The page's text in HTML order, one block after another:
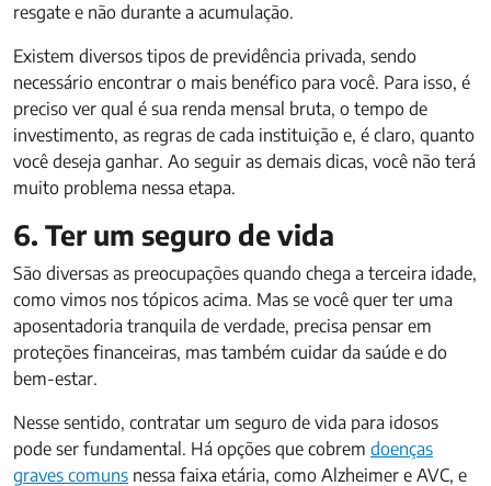
resgate e não durante a acumulação.
Existem diversos tipos de previdência privada, sendo
necessário encontrar o mais benéfico para você. Para isso, é
preciso ver qual é sua renda mensal bruta, o tempo de
investimento, as regras de cada instituição e, é claro, quanto
você deseja ganhar. Ao seguir as demais dicas, você não terá
muito problema nessa etapa.
6. Ter um seguro de vida
São diversas as preocupações quando chega a terceira idade,
como vimos nos tópicos acima. Mas se você quer ter uma
aposentadoria tranquila de verdade, precisa pensar em
proteções financeiras, mas também cuidar da saúde e do
bem-estar.
Nesse sentido, contratar um seguro de vida para idosos
pode ser fundamental. Há opções que cobrem doenças
graves comuns nessa faixa etária, como Alzheimer e AVC, e